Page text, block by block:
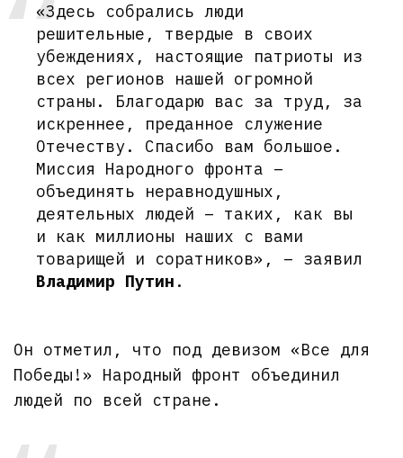
«Здесь собрались люди
решительные, твердые в своих
убеждениях, настоящие патриоты из
всех регионов нашей огромной
страны. Благодарю вас за труд, за
искреннее, преданное служение
Отечеству. Спасибо вам большое.
Миссия Народного фронта –
объединять неравнодушных,
деятельных людей – таких, как вы
и как миллионы наших с вами
товарищей и соратников», – заявил
Владимир Путин .
Он отметил, что под девизом «Все для
Победы!» Народный фронт объединил
людей по всей стране.